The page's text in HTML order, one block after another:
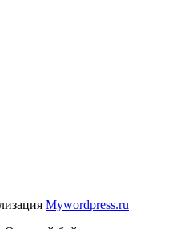
Mywordpress.ru